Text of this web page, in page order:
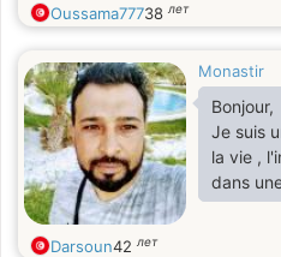
Oussama77738 лет
Monastir
Bonjour,
Je suis
la vie ,
dans
Darsoun42 лет